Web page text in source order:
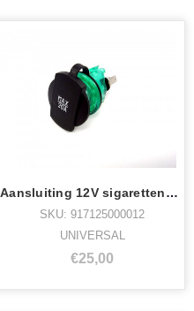
Aansluiting 12V sigarettenplug groot
SKU: 917125000012
UNIVERSAL
€25,00